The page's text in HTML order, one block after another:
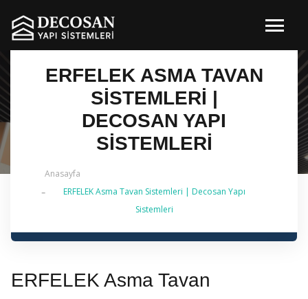
ERFELEK ASMA TAVAN
SISTEMLERI |
DECOSAN YAPI
SISTEMLERI
Anasayfa
ERFELEK Asma Tavan Sistemleri | Decosan Yapı
Sistemleri
✔ 2026 Güncel — İstanbul Genelinde Metal Asma
ERFELEK Asma Tavan